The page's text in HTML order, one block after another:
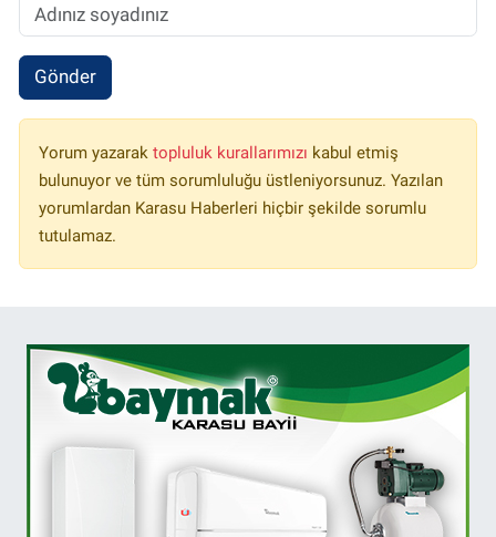
Gönder
Yorum yazarak topluluk kurallarımızı kabul etmiş
bulunuyor ve tüm sorumluluğu üstleniyorsunuz. Yazılan
yorumlardan Karasu Haberleri hiçbir şekilde sorumlu
tutulamaz.